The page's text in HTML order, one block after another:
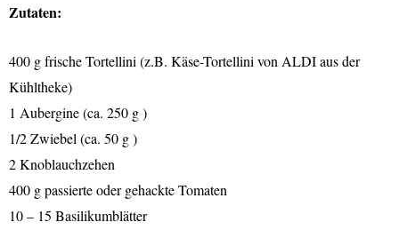
Zutaten:
400 g frische Tortellini (z.B. Käse-Tortellini von ALDI aus der
Kühltheke)
1 Aubergine (ca. 250 g )
1/2 Zwiebel (ca. 50 g )
2 Knoblauchzehen
400 g passierte oder gehackte Tomaten
10 – 15 Basilikumblätter